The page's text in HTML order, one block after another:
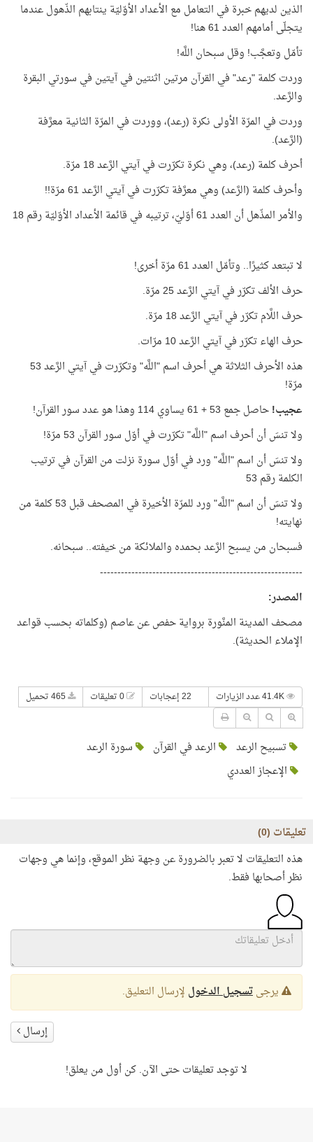
الذين لديهم خبرة في التعامل مع الأعداد الأوّليّة ينتابهم الذّهول عندما
يتجلّى أمامهم العدد 61 هنا!
تأمّل وتعجَّب! وقل سبحان اللَّه!
وردت كلمة "رعد" في القرآن مرتين اثنتين في آيتين في سورتي البقرة
والرَّعد.
وردت في المرّة الأولى نكرة (رعد)، ووردت في المرّة الثانية معرَّفة
(الرَّعد).
أحرف كلمة (رعد)، وهي نكرة تكرّرت في آيتي الرَّعد 18 مرّة.
وأحرف كلمة (الرَّعد) وهي معرَّفة تكرّرت في آيتي الرَّعد 61 مرّة!!
والأمر المذّهل أن العدد 61 أوّليّ، ترتيبه في قائمة الأعداد الأوّليّة رقم 18
لا تبتعد كثيرًا.. وتأمّل العدد 61 مرّة أخرى!
حرف الألف تكرّر في آيتي الرَّعد 25 مرّة.
حرف اللَّام تكرّر في آيتي الرَّعد 18 مرّة.
حرف الهاء تكرّر في آيتي الرَّعد 10 مرّات.
هذه الأحرف الثلاثة هي أحرف اسم "اللَّه" وتكرّرت في آيتي الرَّعد 53
مرّة!
عجيب!حاصل جمع 53 + 61 يساوي 114 وهذا هو عدد سور القرآن!
ولا تنسَ أن أحرف اسم "اللَّه" تكرّرت في أوّل سور القرآن 53 مرّة!
ولا تنسَ أن اسم "اللَّه" ورد في أوّل سورة نزلت من القرآن في ترتيب
الكلمة رقم 53
ولا تنسَ أن اسم "اللَّه" ورد للمرّة الأخيرة في المصحف قبل 53 كلمة من
نهايته!
فسبحان من يسبح الرَّعد بحمده والملائكة من خيفته.. سبحانه.
----------------------------------------------------------
المصدر:
مصحف المدينة المنَّورة برواية حفص عن عاصم (وكلماته بحسب قواعد
الإملاء الحديثة).
22 إعجابات
تسبيح الرعد الرعد في القرآن
سورة الرعد
الإعجاز العددي
تعليقات (0
)
هذه التعليقات لا تعبر بالضرورة عن وجهة نظر الموقع، وإنما هي وجهات
نظر أصحابها فقط.
يرجىتسجيل الدخول لإرسال التعليق.
إرسال
لا توجد تعليقات حتى الآن. كن أول من يعلق!